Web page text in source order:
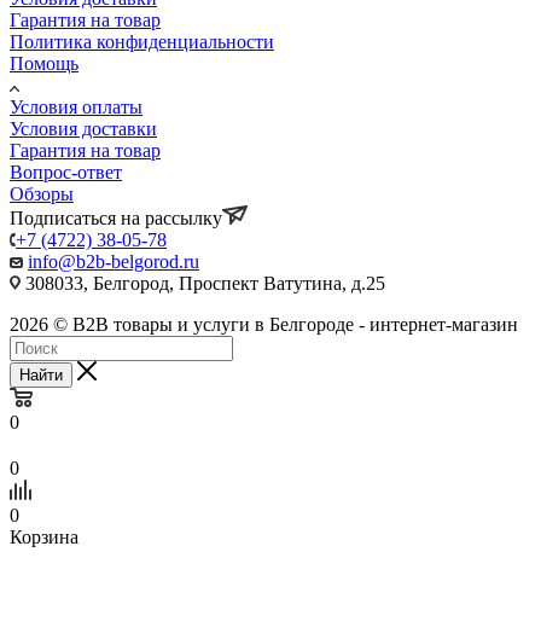
Гарантия на товар
Политика конфиденциальности
Помощь
Условия оплаты
Условия доставки
Гарантия на товар
Вопрос-ответ
Обзоры
Подписаться на рассылку
+7 (4722) 38-05-78
info@b2b-belgorod.ru
308033, Белгород, Проспект Ватутина, д.25
2026 © B2B товары и услуги в Белгороде - интернет-магазин
Найти
0
0
0
Корзина